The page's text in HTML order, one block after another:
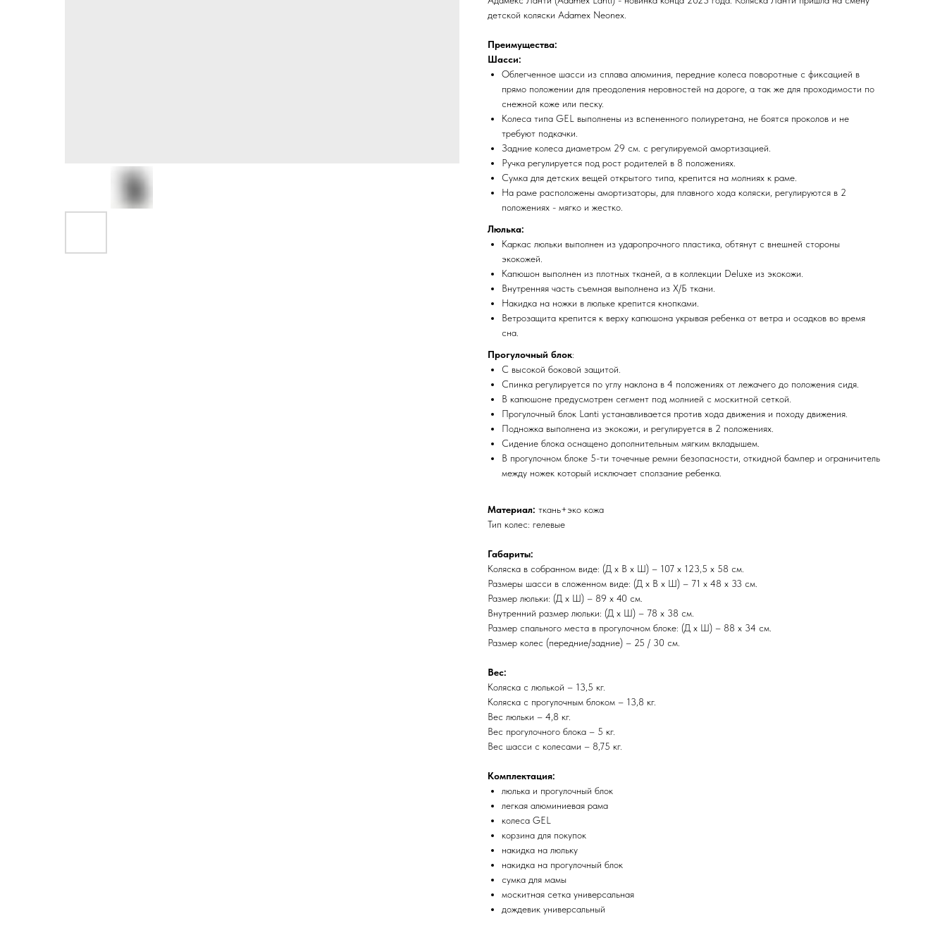
детской коляски Adamex Neonex.
Преимущества:
Шасси:
Облегченное шасси из сплава алюминия, передние колеса поворотные с фиксацией в
прямо положении для преодоления неровностей на дороге, а так же для проходимости по
снежной коже или песку.
Колеса типа GEL выполнены из вспененного полиуретана, не боятся проколов и не
требуют подкачки.
Задние колеса диаметром 29 см. с регулируемой амортизацией.
Ручка регулируется под рост родителей в 8 положениях.
Сумка для детских вещей открытого типа, крепится на молниях к раме.
На раме расположены амортизаторы, для плавного хода коляски, регулируются в 2
положениях - мягко и жестко.
Люлька:
Каркас люльки выполнен из ударопрочного пластика, обтянут с внешней стороны
экокожей.
Капюшон выполнен из плотных тканей, а в коллекции Deluxe из экокожи.
Внутренняя часть съемная выполнена из Х/Б ткани.
Накидка на ножки в люльке крепится кнопками.
Ветрозащита крепится к верху капюшона укрывая ребенка от ветра и осадков во время
сна.
Прогулочный блок:
С высокой боковой защитой.
Спинка регулируется по углу наклона в 4 положениях от лежачего до положения сидя.
В капюшоне предусмотрен сегмент под молнией с москитной сеткой.
Прогулочный блок Lanti устанавливается против хода движения и походу движения.
Подножка выполнена из экокожи, и регулируется в 2 положениях.
Сидение блока оснащено дополнительным мягким вкладышем.
В прогулочном блоке 5-ти точечные ремни безопасности, откидной бампер и ограничитель
между ножек который исключает сползание ребенка.
Материал: ткань+эко кожа
Тип колес: гелевые
Габариты:
Коляска в собранном виде: (Д х В х Ш) – 107 х 123,5 х 58 см.
Размеры шасси в сложенном виде: (Д х В х Ш) – 71 х 48 х 33 см.
Размер люльки: (Д х Ш) – 89 х 40 см.
Внутренний размер люльки: (Д х Ш) – 78 х 38 см.
Размер спального места в прогулочном блоке: (Д х Ш) – 88 х 34 см.
Размер колес (передние/задние) – 25 / 30 см.
Вес:
Коляска с люлькой – 13,5 кг.
Коляска с прогулочным блоком – 13,8 кг.
Вес люльки – 4,8 кг.
Вес прогулочного блока – 5 кг.
Вес шасси с колесами – 8,75 кг.
Комплектация:
люлька и прогулочный блок
легкая алюминиевая рама
колеса GEL
корзина для покупок
накидка на люльку
накидка на прогулочный блок
сумка для мамы
москитная сетка универсальная
дождевик универсальный